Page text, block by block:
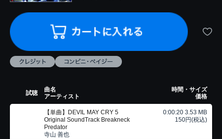
試聴
曲名
アーティスト
時間・サイズ
価格
【単曲】DEVIL MAY CRY 5
Original SoundTrack Breakneck
Predator
寺山 善也
0:00:20 3.53 MB
150円(税込)